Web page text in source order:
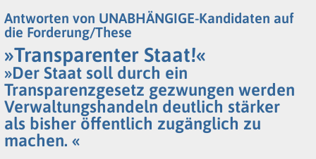
Antworten von UNABHÄNGIGE-Kandidaten auf
die Forderung/These
»Transparenter Staat!«
»Der Staat soll durch ein
Transparenzgesetz gezwungen werden
Verwaltungshandeln deutlich stärker
als bisher öffentlich zugänglich zu
machen. «